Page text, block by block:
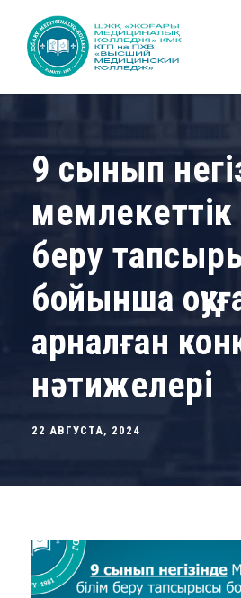
9 сынып
мемлекеттік
беру
бойынша
арналған
нәтижелері
22 АВГУСТА, 2024